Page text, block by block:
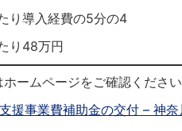
り導入経費の5分の4
り48万円
ームページをご確認ください
援事業費補助金の交付 – 神